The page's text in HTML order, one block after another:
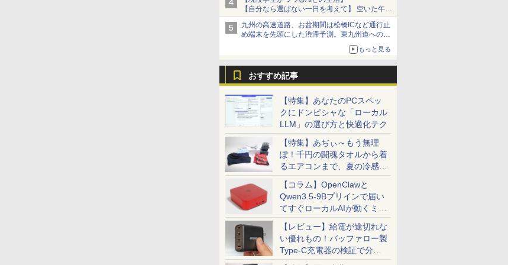
【自分なら選ばない一日を考えて】 空いた午後
をチャッピーに捧げたら、思わぬ絶景に出会っ
た話
九州の高速道路、お盆期間は松橋ICなど通行止
め端末を先頭にした渋滞予測。東九州道への迂
もっと見る
おすすめ記事
【特集】あなたのPCスペッ
クにドンピシャな「ローカル
LLM」の選び方と快適化テク
【特集】あぢぃ～もう無理
ぽ！千円の闘魂タオルから着
るエアコンまで、夏の冷感グ
ッズ一挙紹介
【コラム】OpenClawと
Qwen3.5-9Bプリインで届い
てすぐローカルAIが動くミニ
PC「SER9 Pro」
【レビュー】給電が途切れな
い優れもの！バッファロー製
Type-C充電器の検証で分か
ったこと